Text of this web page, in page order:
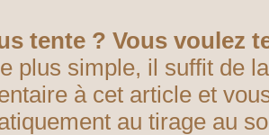
tente ? Vous voulez
plus simple, il suffit de
à cet article et
au tirage au